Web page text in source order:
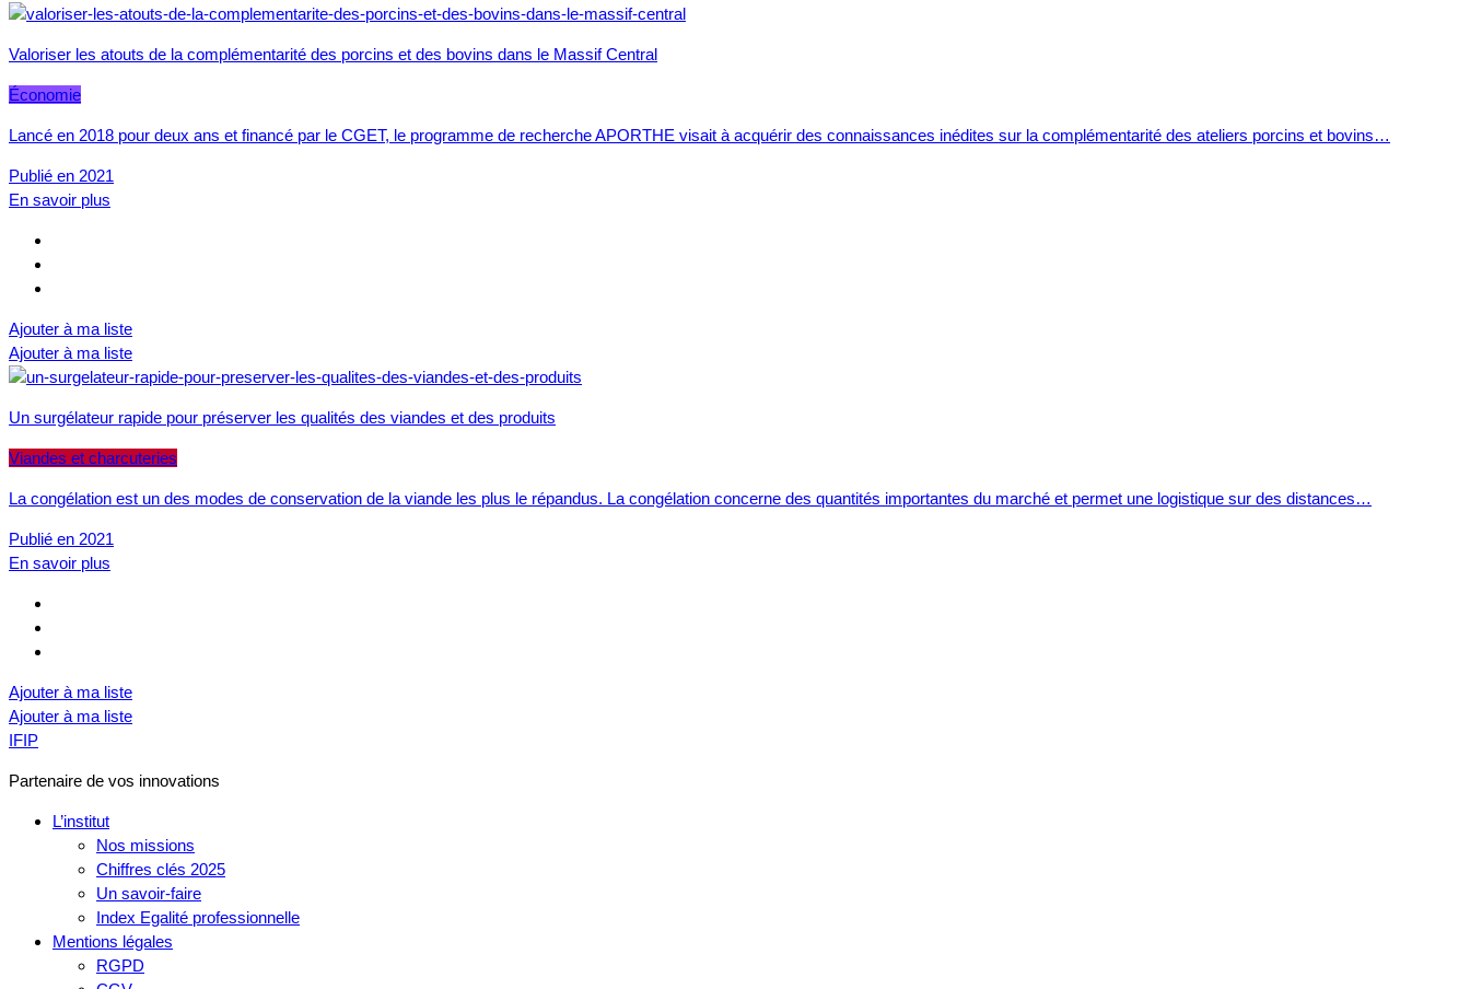
Valoriser les atouts de la complémentarité des porcins et des bovins dans le Massif Central
Économie
Lancé en 2018 pour deux ans et financé par le CGET, le programme de recherche APORTHE visait à acquérir des connaissances inédites sur la complémentarité des ateliers porcins et bovins…
Publié en 2021
En savoir plus
Ajouter à ma liste
Ajouter à ma liste
Un surgélateur rapide pour préserver les qualités des viandes et des produits
Viandes et charcuteries
La congélation est un des modes de conservation de la viande les plus le répandus. La congélation concerne des quantités importantes du marché et permet une logistique sur des distances…
Publié en 2021
En savoir plus
Ajouter à ma liste
Ajouter à ma liste
IFIP
Partenaire de vos innovations
L’institut
Nos missions
Chiffres clés 2025
Un savoir-faire
Index Egalité professionnelle
Mentions légales
RGPD